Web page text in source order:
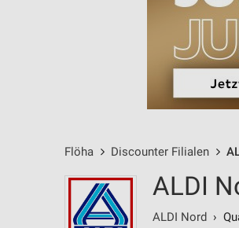
Flöha Discounter Filialen
ALDI
ALDI Nord ›